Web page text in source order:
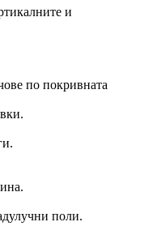
и
по покривната
поли.